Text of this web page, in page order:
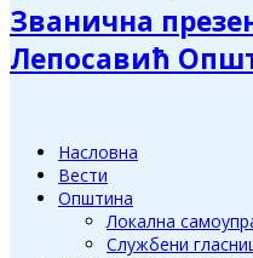
Званична
Лепосавић
Насловна
Вести
Општина
Локална
Службени